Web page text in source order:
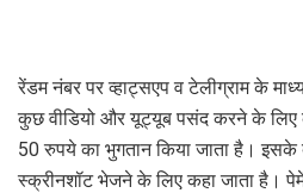
रेंडम नंबर पर व्हाट्सएप व टेलीग्राम के
कुछ वीडियो और यूट्यूब पसंद करने के लिए
50 रुपये का भुगतान किया जाता है। इसके
स्क्रीनशॉट भेजने के लिए कहा जाता है।